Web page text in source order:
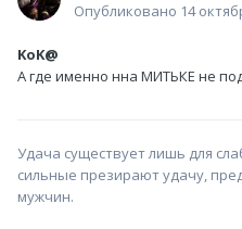
Опубликовано 14
KoK@
А где именно нна МИТЬКЕ не
Удача существует лишь для
сильные презирают удачу,
мужчин.